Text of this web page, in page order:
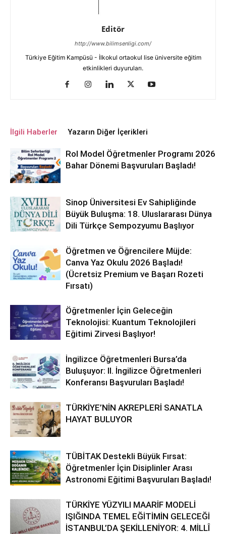
Editör
http://www.bilimsenligi.com/
Türkiye Eğitim Kampüsü - İlkokul ortaokul lise üniversite eğitim
etkinlikleri duyuruları.
İlgili Haberler Yazarın Diğer İçerikleri
Rol Model Öğretmenler Programı 2026
Bahar Dönemi Başvuruları Başladı!
Sinop Üniversitesi Ev Sahipliğinde
Büyük Buluşma: 18. Uluslararası Dünya
Dili Türkçe Sempozyumu Başlıyor
Öğretmen ve Öğrencilere Müjde:
Canva Yaz Okulu 2026 Başladı!
(Ücretsiz Premium ve Başarı Rozeti
Fırsatı)
Öğretmenler İçin Geleceğin
Teknolojisi: Kuantum Teknolojileri
Eğitimi Zirvesi Başlıyor!
İngilizce Öğretmenleri Bursa’da
Buluşuyor: II. İngilizce Öğretmenleri
Konferansı Başvuruları Başladı!
TÜRKİYE’NİN AKREPLERİ SANATLA
HAYAT BULUYOR
TÜBİTAK Destekli Büyük Fırsat:
Öğretmenler İçin Disiplinler Arası
Astronomi Eğitimi Başvuruları Başladı!
TÜRKİYE YÜZYILI MAARİF MODELİ
IŞIĞINDA TEMEL EĞİTİMİN GELECEĞİ
İSTANBUL’DA ŞEKİLLENİYOR: 4. MİLLÎ